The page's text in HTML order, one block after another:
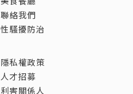
聯絡我們
性騷擾防治
隱私權政策
人才招募
利害關係人